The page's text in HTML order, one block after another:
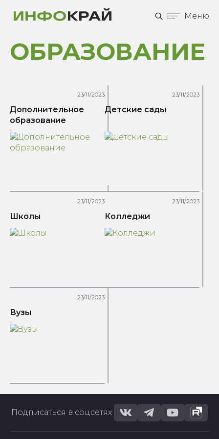
Меню
ОБРАЗОВАНИЕ
23/11/2023
Дополнительное
образование
23/11/2023
Детские сады
23/11/2023
Школы
23/11/2023
Колледжи
23/11/2023
Вузы
Подписаться в соцсетях